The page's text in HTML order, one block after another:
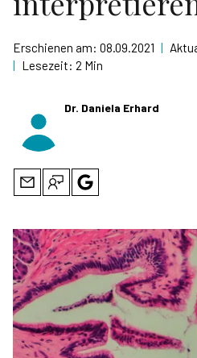
Erschienen am: 08.09.2021 |
| Lesezeit: 2 Min
Dr. Daniela Erhard